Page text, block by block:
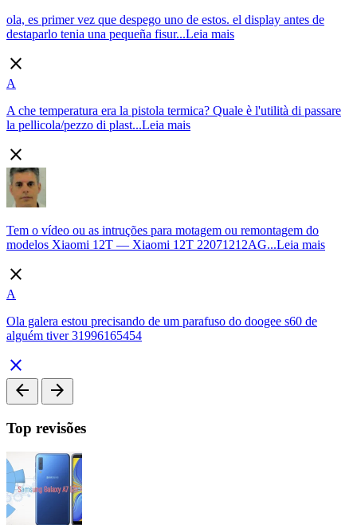
ola, es primer vez que despego uno de estos. el display antes de
destaparlo tenia una pequeña fisur...Leia mais
close
A
A che temperatura era la pistola termica? Quale è l'utilità di passare
la pellicola/pezzo di plast...Leia mais
close
Tem o vídeo ou as intruções para motagem ou remontagem do
modelos Xiaomi 12T — Xiaomi 12T 22071212AG...Leia mais
close
A
Ola galera estou precisando de um parafuso do doogee s60 de
alguém tiver 31996165454
close
arrow_back
arrow_forward
Top revisões